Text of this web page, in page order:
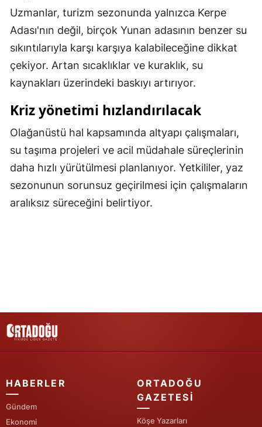
Tokat
Trabzon
Tunceli
Van
Yozgat
Zonguldak
Batman
Ardahan
Iğdır
Uzmanlar, turizm sezonunda yalnızca Kerpe
Adası'nın değil, birçok Yunan adasının benzer su
sıkıntılarıyla karşı karşıya kalabileceğine dikkat
çekiyor. Artan sıcaklıklar ve kuraklık, su
kaynakları üzerindeki baskıyı artırıyor.
Kriz yönetimi hızlandırılacak
Olağanüstü hal kapsamında altyapı çalışmaları,
su taşıma projeleri ve acil müdahale süreçlerinin
daha hızlı yürütülmesi planlanıyor. Yetkililer, yaz
sezonunun sorunsuz geçirilmesi için çalışmaların
aralıksız süreceğini belirtiyor.
HABERLER
Gündem
Ekonomi
ORTADOĞU
GAZETESI
Köşe Yazarları